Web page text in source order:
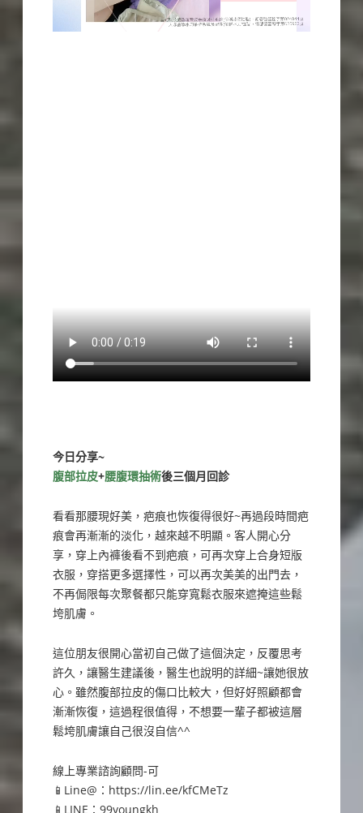
今日分享~
腹部拉皮+腰腹環抽術後三個月回診
看看那腰現好美，疤痕也恢復得很好~再過段時間疤
痕會再漸漸的淡化，越來越不明顯。客人開心分
享，穿上內褲後看不到疤痕，可再次穿上合身短版
衣服，穿搭更多選擇性，可以再次美美的出門去，
不再侷限每次聚餐都只能穿寬鬆衣服來遮掩這些鬆
垮肌膚。
這位朋友很開心當初自己做了這個決定，反覆思考
許久，讓醫生建議後，醫生也說明的詳細~讓她很放
心。雖然腹部拉皮的傷口比較大，但好好照顧都會
漸漸恢復，這過程很值得，不想要一輩子都被這層
鬆垮肌膚讓自己很沒自信^^
線上專業諮詢顧問-可
📱Line@：https://lin.ee/kfCMeTz
📱LINE：99youngkh